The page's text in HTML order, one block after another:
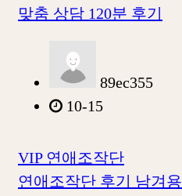
맞춤 상담 120분 후기
89ec355
10-15
VIP 연애조작단
연애조작단 후기 남겨용